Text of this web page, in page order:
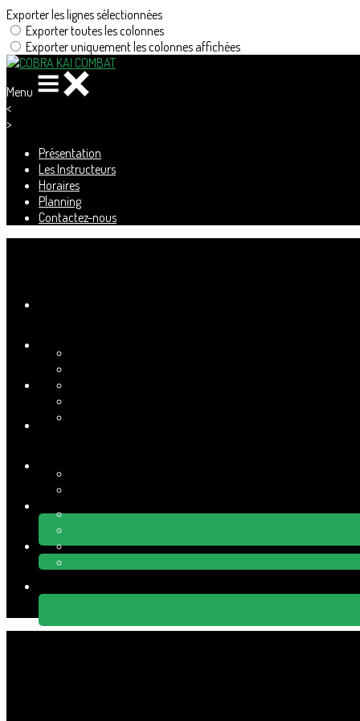
Exporter les lignes sélectionnées
Exporter toutes les colonnes
Exporter uniquement les colonnes affichées
Menu
<
>
Présentation
Les Instructeurs
Horaires
Planning
Contactez-nous